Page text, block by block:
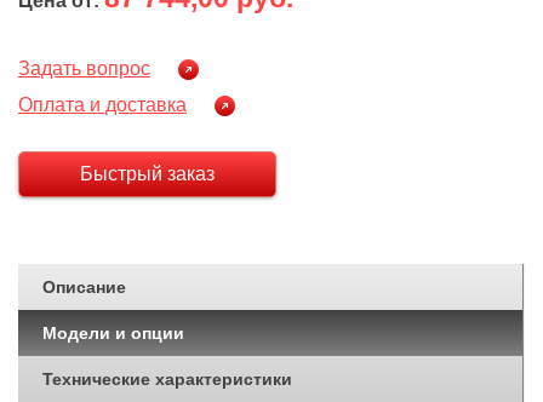
Задать вопрос
Оплата и доставка
Быстрый заказ
Описание
Модели и опции
Технические характеристики